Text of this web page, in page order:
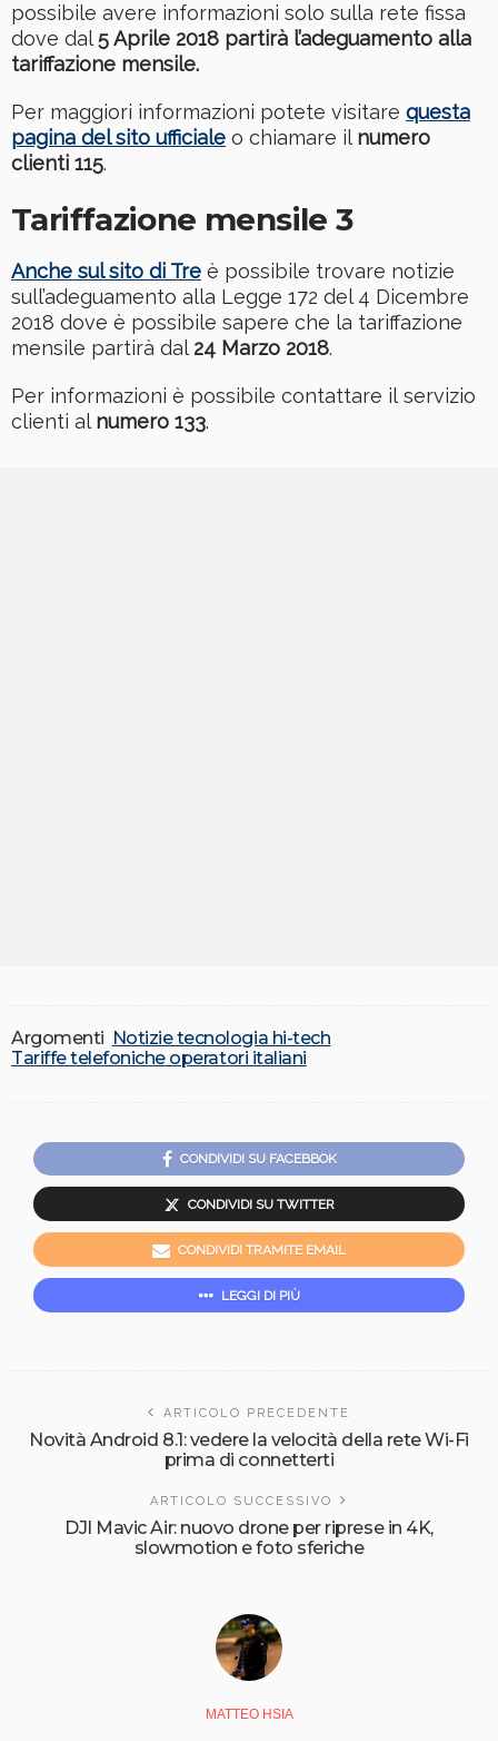
possibile avere informazioni solo sulla rete fissa
dove dal5 Aprile 2018 partirà l’adeguamento alla
tariffazione mensile.
Per maggiori informazioni potete visitare questa
pagina del sito ufficiale o chiamare il numero
clienti 115.
Tariffazione mensile 3
Anche sul sito di Tre è possibile trovare notizie
sull’adeguamento alla Legge 172 del 4 Dicembre
2018 dove è possibile sapere che la tariffazione
mensile partirà dal 24 Marzo 2018.
Per informazioni è possibile contattare il servizio
clienti al numero 133.
Argomenti Notizie tecnologia hi-tech
Tariffe telefoniche operatori italiani
CONDIVIDI SU FACEBBOK
CONDIVIDI SU TWITTER
CONDIVIDI TRAMITE EMAIL
LEGGI DI PIÙ
ARTICOLO PRECEDENTE
Novità Android 8.1: vedere la velocità della rete Wi-Fi
prima di connetterti
ARTICOLO SUCCESSIVO
DJI Mavic Air: nuovo drone per riprese in 4K,
slowmotion e foto sferiche
MATTEO HSIA